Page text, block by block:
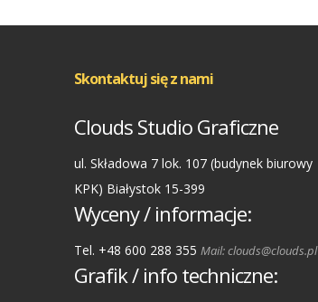
Skontaktuj się z nami
Clouds Studio Graficzne
ul. Składowa 7 lok. 107 (budynek biurowy
KPK) Białystok 15-399
Wyceny / informacje:
Tel. +48 600 288 355 Mail: clouds@clouds.pl
Grafik / info techniczne: